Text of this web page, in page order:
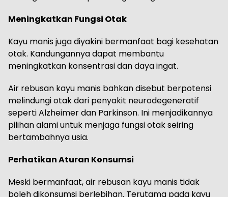
Meningkatkan Fungsi Otak
Kayu manis juga diyakini bermanfaat bagi kesehatan
otak. Kandungannya dapat membantu
meningkatkan konsentrasi dan daya ingat.
Air rebusan kayu manis bahkan disebut berpotensi
melindungi otak dari penyakit neurodegeneratif
seperti Alzheimer dan Parkinson. Ini menjadikannya
pilihan alami untuk menjaga fungsi otak seiring
bertambahnya usia.
Perhatikan Aturan Konsumsi
Meski bermanfaat, air rebusan kayu manis tidak
boleh dikonsumsi berlebihan. Terutama pada kayu